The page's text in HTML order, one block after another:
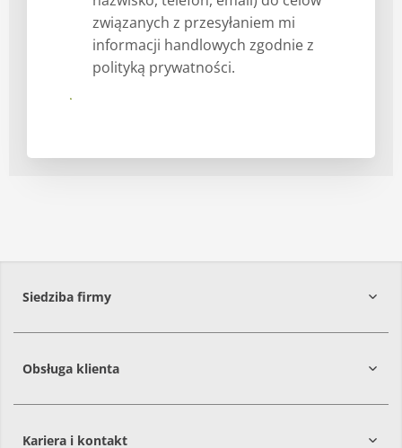
związanych z przesyłaniem mi
informacji handlowych zgodnie z
polityką prywatności.
Submit
Siedziba firmy
Obsługa klienta
Kariera i kontakt